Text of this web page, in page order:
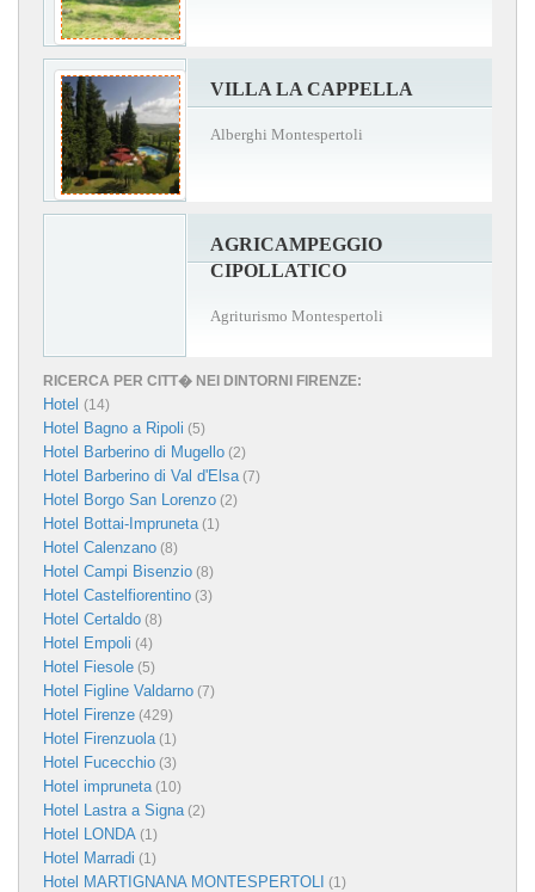
VILLA LA CAPPELLA
Alberghi Montespertoli
AGRICAMPEGGIO
CIPOLLATICO
Agriturismo Montespertoli
RICERCA PER CITT� NEI DINTORNI FIRENZE:
Hotel (14)
Hotel Bagno a Ripoli (5)
Hotel Barberino di Mugello (2)
Hotel Barberino di Val d'Elsa(7)
Hotel Borgo San Lorenzo (2)
Hotel Bottai-Impruneta(1)
Hotel Calenzano (8)
Hotel Campi Bisenzio (8)
Hotel Castelfiorentino (3)
Hotel Certaldo (8)
Hotel Empoli (4)
Hotel Fiesole (5)
Hotel Figline Valdarno (7)
Hotel Firenze (429)
Hotel Firenzuola(1)
Hotel Fucecchio (3)
Hotel impruneta(10)
Hotel Lastra a Signa(2)
Hotel LONDA (1)
Hotel Marradi (1)
Hotel MARTIGNANA MONTESPERTOLI (1)